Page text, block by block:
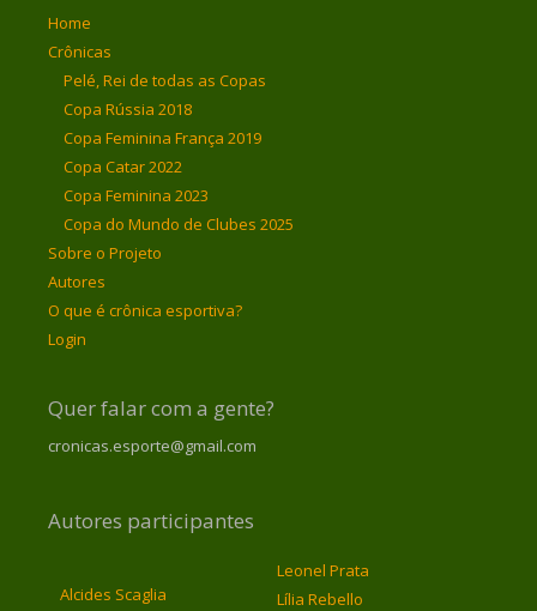
Home
Crônicas
Pelé, Rei de todas as Copas
Copa Rússia 2018
Copa Feminina França 2019
Copa Catar 2022
Copa Feminina 2023
Copa do Mundo de Clubes 2025
Sobre o Projeto
Autores
O que é crônica esportiva?
Login
Quer falar com a gente?
cronicas.esporte@gmail.com
Autores participantes
Alcides Scaglia
Leonel Prata
Lília Rebello